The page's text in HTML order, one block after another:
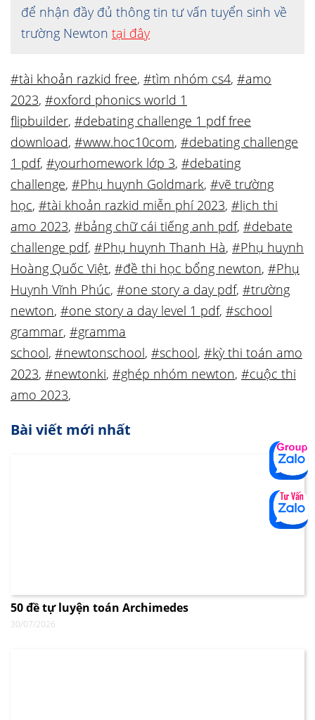
để nhận đầy đủ thông tin tư vấn tuyển sinh về
trường Newton tại đây
#tài khoản razkid free, #tìm nhóm cs4, #amo
2023, #oxford phonics world 1
flipbuilder, #debating challenge 1 pdf free
download, #www.hoc10com, #debating challenge
1 pdf, #yourhomework lớp 3, #debating
challenge, #Phụ huynh Goldmark, #vẽ trường
học, #tài khoản razkid miễn phí 2023, #lịch thi
amo 2023, #bảng chữ cái tiếng anh pdf, #debate
challenge pdf, #Phụ huynh Thanh Hà, #Phụ huynh
Hoàng Quốc Việt, #đề thi học bổng newton, #Phụ
Huynh Vĩnh Phúc, #one story a day pdf, #trường
newton, #one story a day level 1 pdf, #school
grammar, #gramma
school, #newtonschool, #school, #kỳ thi toán amo
2023, #newtonki, #ghép nhóm newton, #cuộc thi
amo 2023,
Bài viết mới nhất
50 đề tự luyện toán Archimedes
30/07/2026